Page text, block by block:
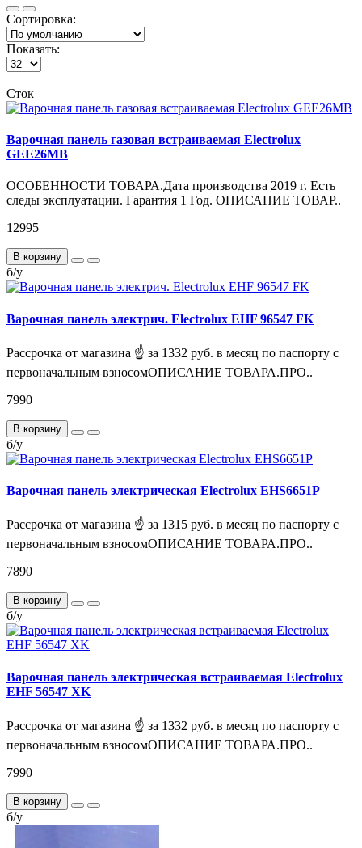
Сортировка:
Показать:
Сток
Варочная панель газовая встраиваемая Electrolux
GEE26MB
ОСОБЕННОСТИ ТОВАРА.Дата производства 2019 г. Есть
следы эксплуатации. Гарантия 1 Год. ОПИСАНИЕ ТОВАР..
12995
В корзину
б/у
Варочная панель электрич. Electrolux EHF 96547 FK
Рассрочка от магазина ☝ за 1332 руб. в месяц по паспорту с
первоначальным взносомОПИСАНИЕ ТОВАРА.ПРО..
7990
В корзину
б/у
Варочная панель электрическая Electrolux EHS6651P
Рассрочка от магазина ☝ за 1315 руб. в месяц по паспорту с
первоначальным взносомОПИСАНИЕ ТОВАРА.ПРО..
7890
В корзину
б/у
Варочная панель электрическая встраиваемая Electrolux
EHF 56547 XK
Рассрочка от магазина ☝ за 1332 руб. в месяц по паспорту с
первоначальным взносомОПИСАНИЕ ТОВАРА.ПРО..
7990
В корзину
б/у